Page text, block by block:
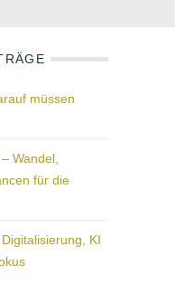
müssen
Wandel,
für die
KI